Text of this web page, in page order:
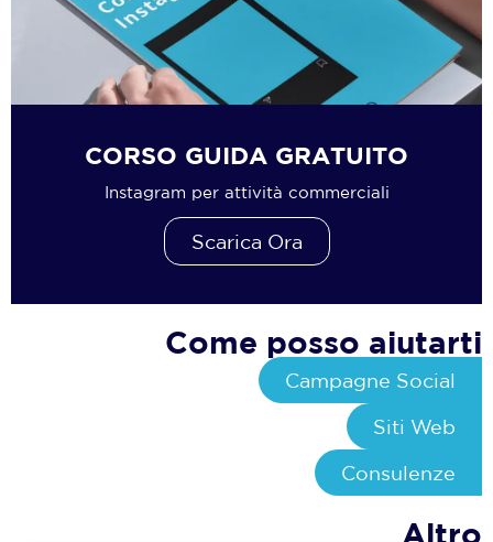
CORSO GUIDA GRATUITO
Instagram per attività commerciali
Scarica Ora
Come posso aiutarti
Campagne Social
Siti Web
Consulenze
Altro